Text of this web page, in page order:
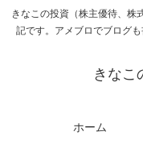
きなこの投資（株主優待、株
記です。アメブロでブログ
きなこ
ホーム